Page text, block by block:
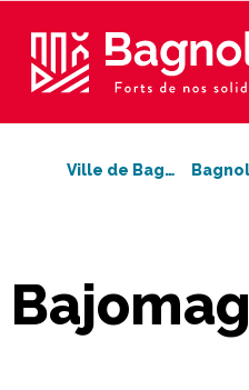
Ville de Bagnolet
Bajomag